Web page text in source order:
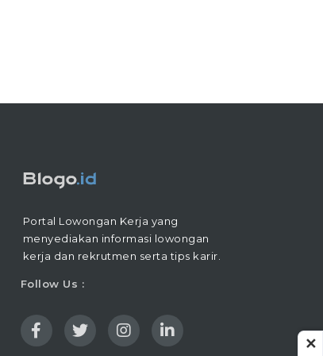
Portal Lowongan Kerja yang
menyediakan informasi lowongan
kerja dan rekrutmen serta tips karir.
Follow Us :
✕